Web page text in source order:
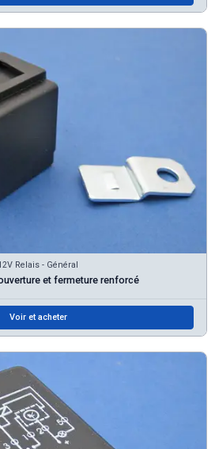
Relais - Général
et fermeture renforcé
Voir et acheter